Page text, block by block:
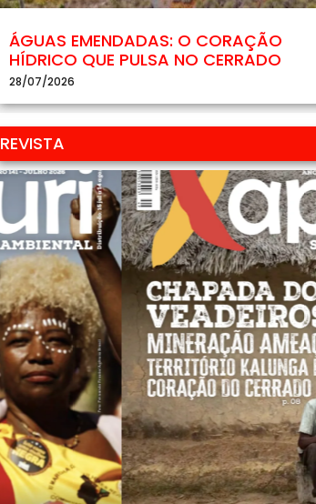
ÁGUAS EMENDADAS: O CORAÇÃO
HÍDRICO QUE PULSA NO CERRADO
28/07/2026
REVISTA